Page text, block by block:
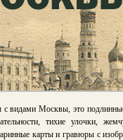
с видами Москвы, это
тихие улочки,
карты и гравюры с